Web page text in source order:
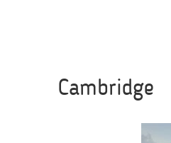
Cambridge